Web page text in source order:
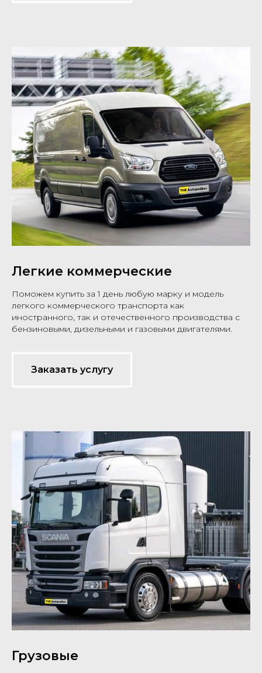
Легкие коммерческие
Поможем купить за 1 день любую марку и модель
легкого коммерческого транспорта как
иностранного, так и отечественного производства с
бензиновыми, дизельными и газовыми двигателями.
Заказать услугу
Грузовые